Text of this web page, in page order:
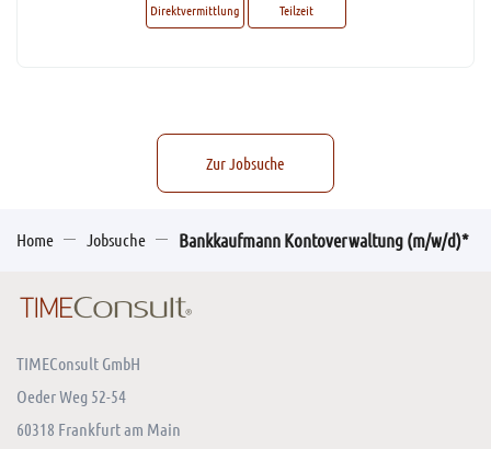
Direktvermittlung Teilzeit
Zur Jobsuche
Home Jobsuche Bankkaufmann Kontoverwaltung (m/w/d)*
TIMEConsult GmbH
Oeder Weg 52-54
60318 Frankfurt am Main